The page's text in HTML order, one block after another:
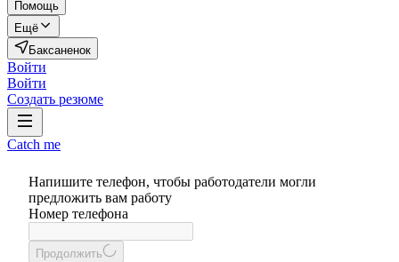
Помощь
Ещё
Баксаненок
Войти
Войти
Создать резюме
Catch me
Напишите телефон, чтобы работодатели могли
предложить вам работу
Номер телефона
Продолжить